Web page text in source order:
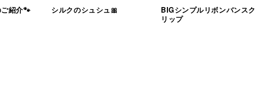
紹介🐾 シルクのシュシュ🎀
BIGシンプルリボンバンスク
リップ